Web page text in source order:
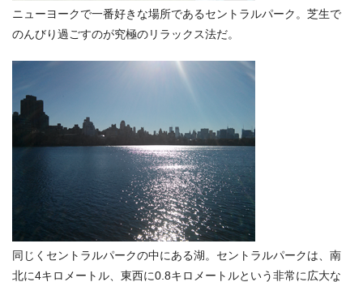
ニューヨークで一番好きな場所であるセントラルパーク。芝生で
のんびり過ごすのが究極のリラックス法だ。
同じくセントラルパークの中にある湖。セントラルパークは、南
北に4キロメートル、東西に0.8キロメートルという非常に広大な